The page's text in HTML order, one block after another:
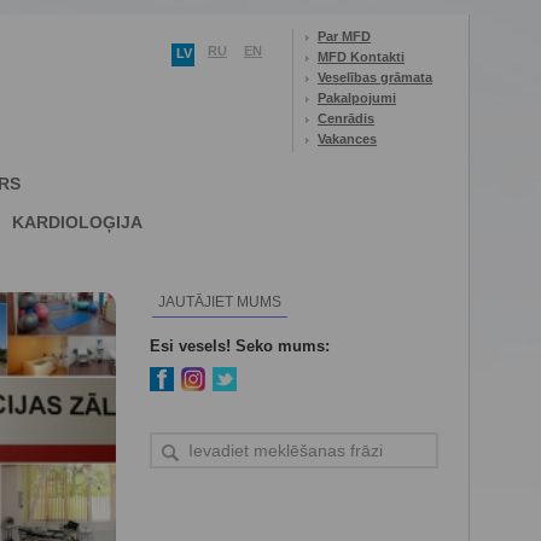
LV RU EN
Par MFD
MFD Kontakti
Veselības grāmata
Pakalpojumi
Cenrādis
Vakances
KARDIOLOĢIJA
JAUTĀJIET MUMS
Esi vesels! Seko mums: